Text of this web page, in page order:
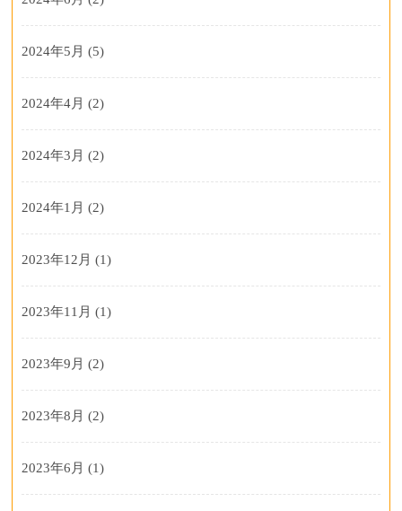
2024年5月 (5)
2024年4月 (2)
2024年3月 (2)
2024年1月 (2)
2023年12月 (1)
2023年11月 (1)
2023年9月 (2)
2023年8月 (2)
2023年6月 (1)